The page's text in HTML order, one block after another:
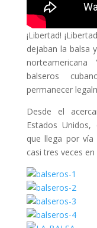
¡Libertad!
dejaban la balsa
balseros
permanecer
Desde el
Estados
que llega por
casi tres veces